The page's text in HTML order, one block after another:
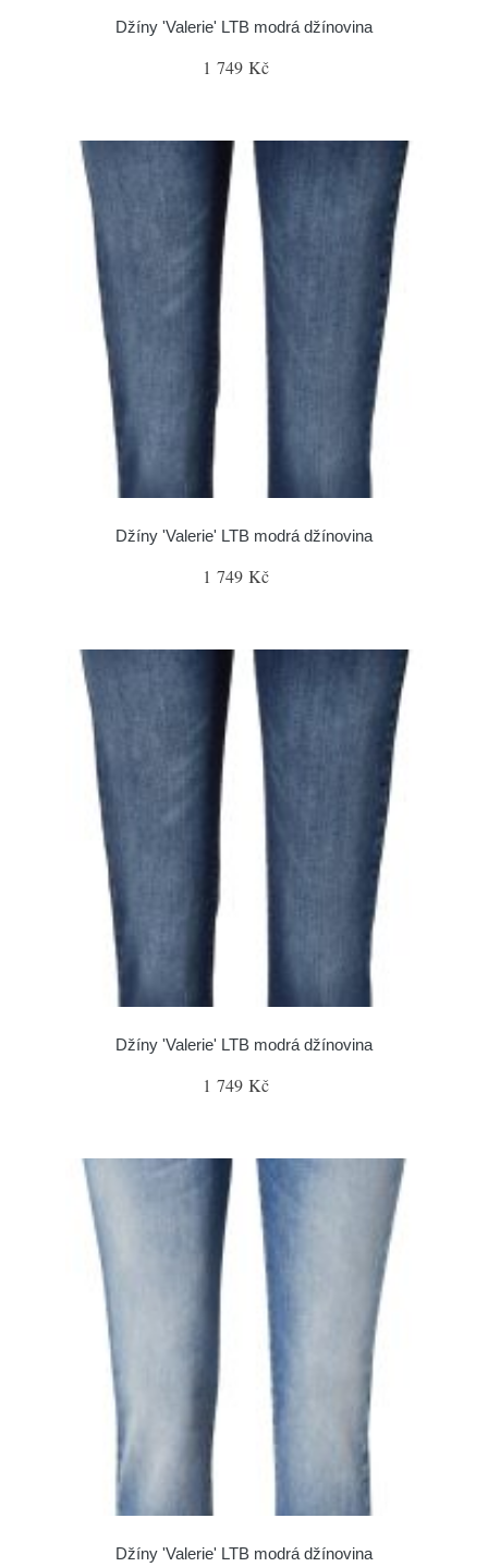
Džíny 'Valerie' LTB modrá džínovina
1 749 Kč
Džíny 'Valerie' LTB modrá džínovina
1 749 Kč
Džíny 'Valerie' LTB modrá džínovina
1 749 Kč
Džíny 'Valerie' LTB modrá džínovina